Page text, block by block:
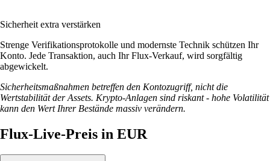
Sicherheit extra verstärken
Strenge Verifikationsprotokolle und modernste Technik schützen Ihr
Konto. Jede Transaktion, auch Ihr Flux-Verkauf, wird sorgfältig
abgewickelt.
Sicherheitsmaßnahmen betreffen den Kontozugriff, nicht die
Wertstabilität der Assets. Krypto-Anlagen sind riskant - hohe Volatilität
kann den Wert Ihrer Bestände massiv verändern.
Flux-Live-Preis in EUR